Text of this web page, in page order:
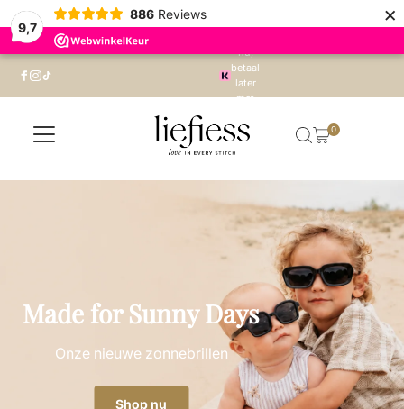
9,7
886 Reviews ×
Ga naar inhoud
verzending
vanaf €75
(NL) en
nu,
betaal
later
met
0
Made for Sunny Days
Onze nieuwe zonnebrillen
Shop nu